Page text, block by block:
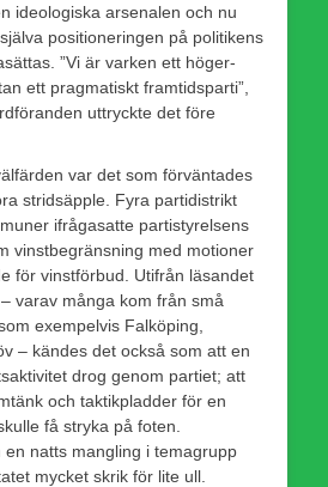
ideologiska arsenalen och nu
positioneringen på politikens
”Vi är varken ett höger-
ett pragmatiskt framtidsparti”,
uttryckte det före
var det som förväntades
stridsäpple. Fyra partidistrikt
ifrågasatte partistyrelsens
vinstbegränsning med motioner
för vinstförbud. Utifrån läsandet
varav många kom från små
exempelvis Falköping,
– kändes det också som att en
drog genom partiet; att
och taktikpladder för en
få stryka på foten.
en natts mangling i temagrupp
mycket skrik för lite ull.